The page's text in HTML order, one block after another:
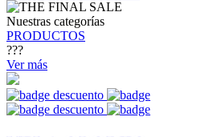
Nuestras categorías
PRODUCTOS
???
Ver más